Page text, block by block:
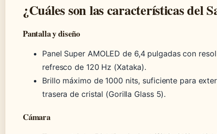
¿Cuáles son las características del
Pantalla y diseño
Panel Super AMOLED de 6,4 pulgadas con
refresco de 120 Hz (Xataka).
Brillo máximo de 1000 nits, suficiente para
trasera de cristal (Gorilla Glass 5).
Cámara